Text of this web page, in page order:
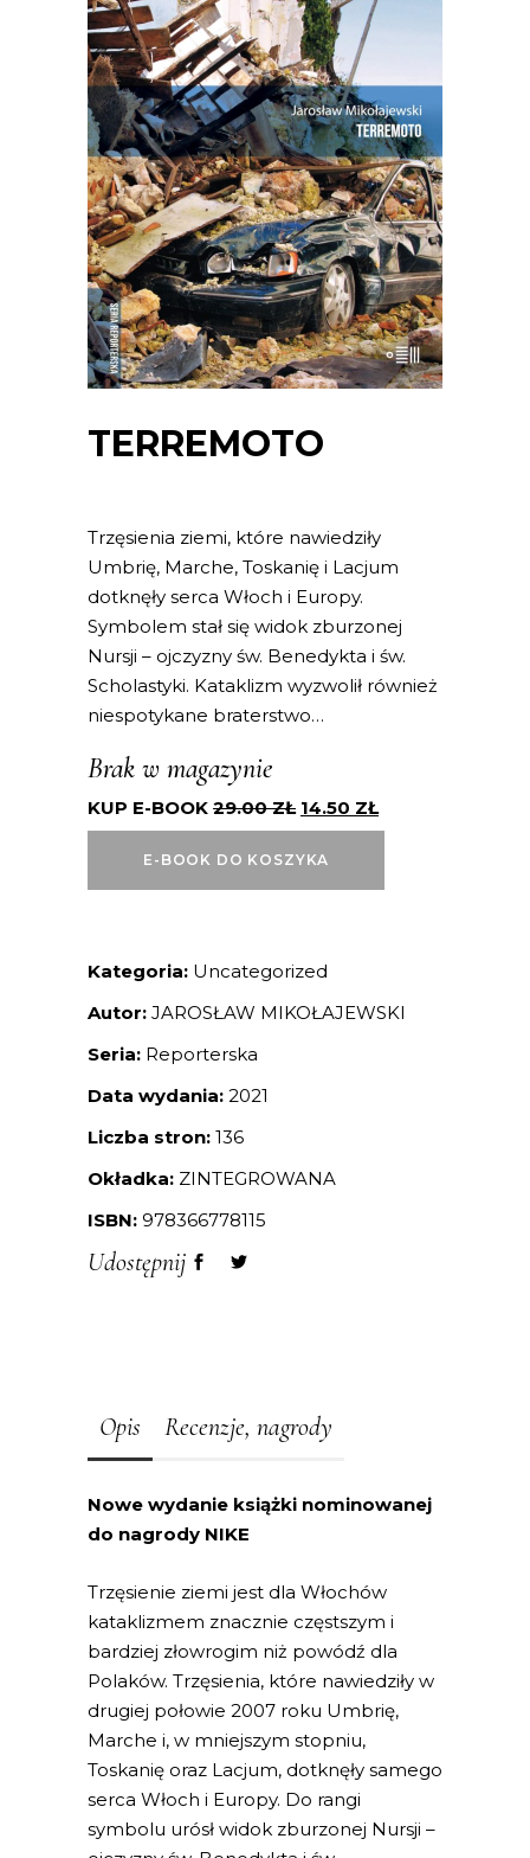
TERREMOTO
Trzęsienia ziemi, które nawiedziły
Umbrię, Marche, Toskanię i Lacjum
dotknęły serca Włoch i Europy.
Symbolem stał się widok zburzonej
Nursji – ojczyzny św. Benedykta i św.
Scholastyki. Kataklizm wyzwolił również
niespotykane braterstwo…
Brak w magazynie
KUP E-BOOK 29.00ZŁ 14.50 ZŁ
E-BOOK DO KOSZYKA
Kategoria: Uncategorized
Autor: JAROSŁAW MIKOŁAJEWSKI
Seria: Reporterska
Data wydania: 2021
Liczba stron: 136
Okładka: ZINTEGROWANA
ISBN: 978366778115
Udostępnij
Opis Recenzje, nagrody
Nowe wydanie książki nominowanej
do nagrody NIKE
Trzęsienie ziemi jest dla Włochów
kataklizmem znacznie częstszym i
bardziej złowrogim niż powódź dla
Polaków. Trzęsienia, które nawiedziły w
drugiej połowie 2007 roku Umbrię,
Marche i, w mniejszym stopniu,
Toskanię oraz Lacjum, dotknęły samego
serca Włoch i Europy. Do rangi
symbolu urósł widok zburzonej Nursji –